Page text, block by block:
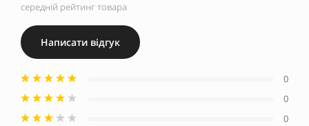
середній рейтинг товара
Написати відгук
0
0
0